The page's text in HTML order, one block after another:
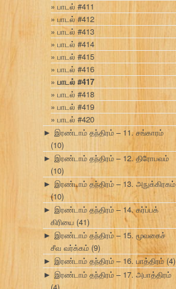
பாடல் #411
பாடல் #412
பாடல் #413
பாடல் #414
பாடல் #415
பாடல் #416
பாடல் #417
பாடல் #418
பாடல் #419
பாடல் #420
► இரண்டாம் தந்திரம் – 11. சங்காரம்
(10)
► இரண்டாம் தந்திரம் – 12. திரோபவம்
(10)
► இரண்டாம் தந்திரம் – 13. அநுக்கிரகம்
(10)
► இரண்டாம் தந்திரம் – 14. கர்ப்பக்
கிரியை (41)
► இரண்டாம் தந்திரம் – 15. மூவகைச்
சீவ வர்க்கம் (9)
► இரண்டாம் தந்திரம் – 16. பாத்திரம் (4)
► இரண்டாம் தந்திரம் – 17. அபாத்திரம்